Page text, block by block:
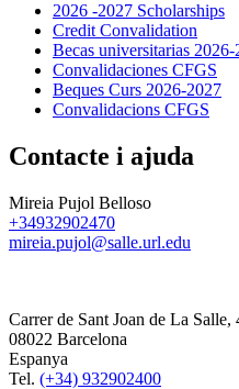
2026 -2027 Scholarships
Credit Convalidation
Becas universitarias 2026-
Convalidaciones CFGS
Beques Curs 2026-2027
Convalidacions CFGS
Contacte i ajuda
Mireia Pujol Belloso
+34932902470
mireia.pujol@salle.url.edu
Carrer de Sant Joan de La Salle,
08022 Barcelona
Espanya
Tel. (+34) 932902400